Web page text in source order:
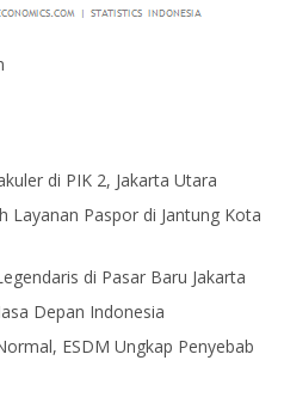
di PIK 2, Jakarta Utara
Layanan Paspor di Jantung Kota
di Pasar Baru Jakarta
Depan Indonesia
ESDM Ungkap Penyebab